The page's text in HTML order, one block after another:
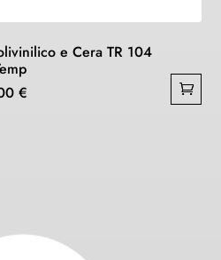
e Cera TR 104
€